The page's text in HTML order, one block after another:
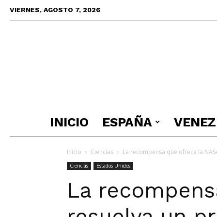
VIERNES, AGOSTO 7, 2026
INICIO ESPAÑA
Inicio Ciencias La recompensa que ofrece la
Ciencias Estados Unidos
La